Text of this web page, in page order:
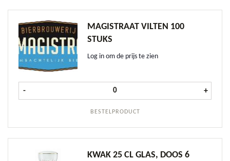
MAGISTRAAT VILTEN 100
STUKS
Log in om de prijs te zien
BESTELPRODUCT
- Magistraat Vilten 100 stuks aantal
+
KWAK 25 CL GLAS, DOOS 6